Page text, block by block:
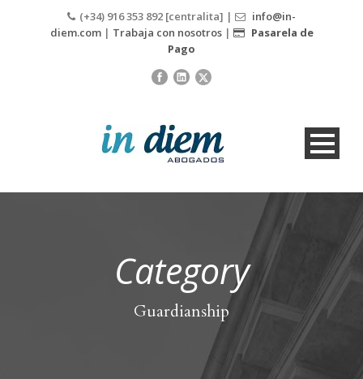
(+34) 916 353 892 [centralita] |
info@in-
diem.com| Trabaja con nosotros|
Pasarela de
Pago
Category
Guardianship